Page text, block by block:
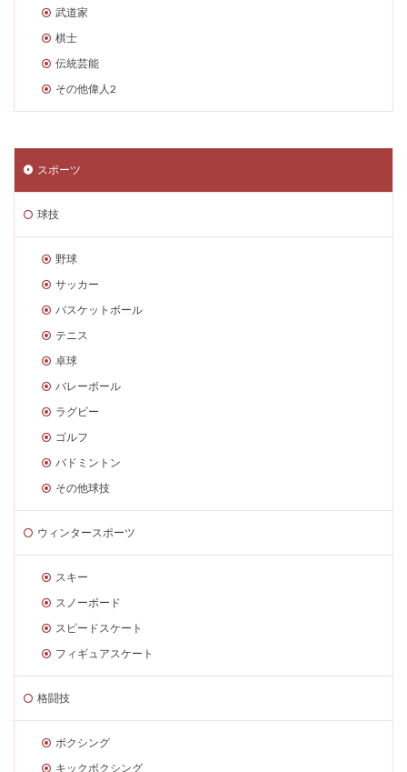
武道家
棋士
伝統芸能
その他偉人2
スポーツ
球技
野球
サッカー
バスケットボール
テニス
卓球
バレーボール
ラグビー
ゴルフ
バドミントン
その他球技
ウィンタースポーツ
スキー
スノーボード
スピードスケート
フィギュアスケート
格闘技
ボクシング
キックボクシング